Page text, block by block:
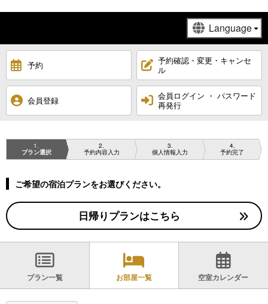
予約
予約確認・変更・キャンセ
ル
会員登録
会員ログイン ・ パスワード
再発行
1
プラン選択
2
予約内容入力
3
個人情報入力
4
予約完了
ご希望の宿泊プランをお選びください。
日帰りプランはこちら
プラン一覧 お部屋一覧 空室カレンダー